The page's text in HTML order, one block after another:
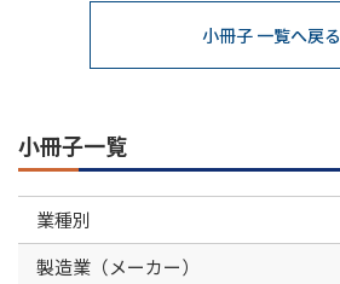
小冊子 一覧へ戻る
小冊子一覧
業種別
製造業（メーカー）